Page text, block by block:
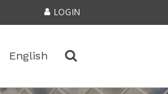
LOGIN
English